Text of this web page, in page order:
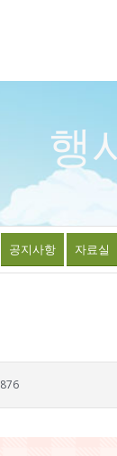
행
공지사항 자료실
876